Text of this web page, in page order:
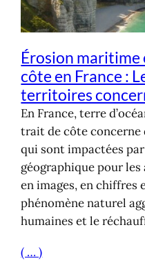
Érosion
côte en France :
territoires
En France, terre
trait de côte concerne
qui sont impactées
géographique pour les
en images, en chiffres
phénomène naturel
humaines et le
( … )